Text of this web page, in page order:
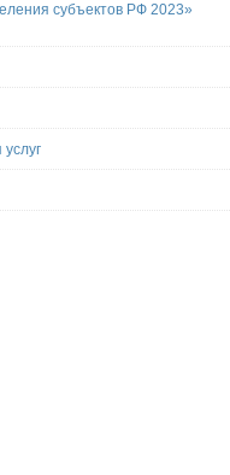
субъектов РФ 2023»